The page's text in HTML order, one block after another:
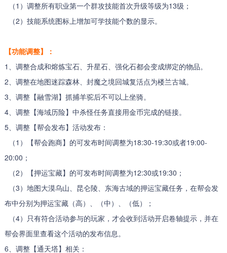
（1）调整所有职业第一个群攻技能首次升级等级为13级；
（2）技能系统图标上增加可学技能个数的显示。
【功能调整】：
1、调整合成和熔炼宝石、升星石、强化石都会变成绑定的物品。
2、调整在地图迷踪森林、封魔之境回城复活点为楼兰古城。
3、调整【融雪湖】抓捕羊驼后不可以上坐骑。
4、调整【海域历险】中杀怪任务直接用金币完成的链接。
5、调整【帮会发布】活动发布：
（1）【帮会跑商】的可发布时间调整为18:30-19:30或者19:00-
20:00；
（2）【押运宝藏】的可发布时间调整为12:30或19:30；
（3）地图大漠乌山、昆仑陵、东海古域的押运宝藏任务，在帮会发
布中分别为押运宝藏（高）、（中）、（低）；
（4）只有符合活动参与的玩家，才会收到活动开启卷轴提示，并在
帮会界面里查看这个活动的发布信息。
6、调整【通天塔】相关：